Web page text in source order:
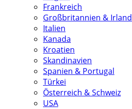
Frankreich
Großbritannien & Irland
Italien
Kanada
Kroatien
Skandinavien
Spanien & Portugal
Türkei
Österreich & Schweiz
USA